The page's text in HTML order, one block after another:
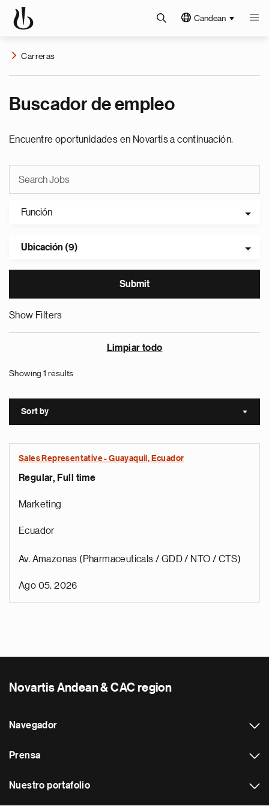
Candean
Carreras
Buscador de empleo
Encuentre oportunidades en Novartis a continuación.
Función
Ubicación (9)
Show Filters
Limpiar todo
Showing 1 results
Sort by Sort
Sales Representative - Guayaquil, Ecuador
Regular, Full time
Marketing
Ecuador
Av. Amazonas (Pharmaceuticals / GDD / NTO / CTS)
Ago 05, 2026
Novartis Andean & CAC region
Navegador
Prensa
Nuestro portafolio